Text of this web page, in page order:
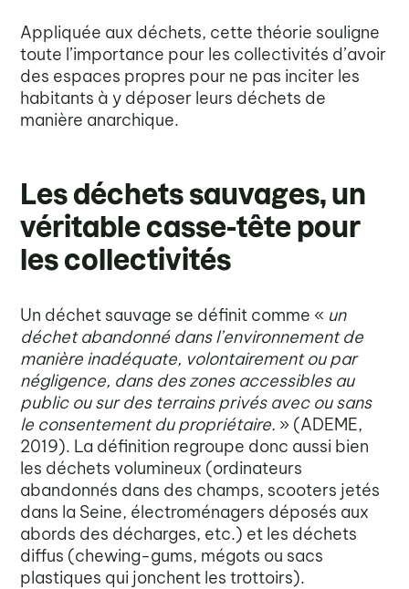
Appliquée aux déchets, cette théorie souligne
toute l’importance pour les collectivités d’avoir
des espaces propres pour ne pas inciter les
habitants à y déposer leurs déchets de
manière anarchique.
Les déchets sauvages, un
véritable casse-tête pour
les collectivités
Un déchet sauvage se définit comme « un
déchet abandonné dans l’environnement de
manière inadéquate, volontairement ou par
négligence, dans des zones accessibles au
public ou sur des terrains privés avec ou sans
le consentement du propriétaire. » (ADEME,
2019). La définition regroupe donc aussi bien
les déchets volumineux (ordinateurs
abandonnés dans des champs, scooters jetés
dans la Seine, électroménagers déposés aux
abords des décharges, etc.) et les déchets
diffus (chewing-gums, mégots ou sacs
plastiques qui jonchent les trottoirs).